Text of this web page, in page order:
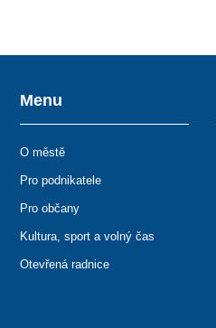
Menu
O městě
Pro podnikatele
Pro občany
Kultura, sport a volný čas
Otevřená radnice